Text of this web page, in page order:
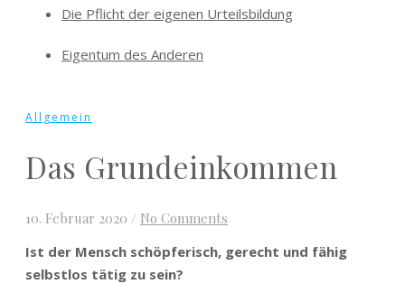
Die Pflicht der eigenen Urteilsbildung
Eigentum des Anderen
Allgemein
Das Grundeinkommen
10. Februar 2020 / No Comments
Ist der Mensch schöpferisch, gerecht und fähig
selbstlos tätig zu sein?